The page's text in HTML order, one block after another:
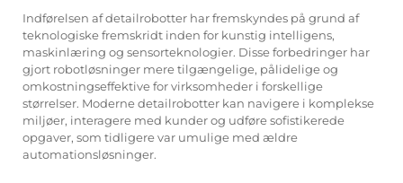
Indførelsen af detailrobotter har fremskyndes på grund af
teknologiske fremskridt inden for kunstig intelligens,
maskinlæring og sensorteknologier. Disse forbedringer har
gjort robotløsninger mere tilgængelige, pålidelige og
omkostningseffektive for virksomheder i forskellige
størrelser. Moderne detailrobotter kan navigere i komplekse
miljøer, interagere med kunder og udføre sofistikerede
opgaver, som tidligere var umulige med ældre
automationsløsninger.